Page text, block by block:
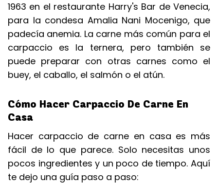
1963 en el restaurante Harry's Bar de Venecia,
para la condesa Amalia Nani Mocenigo, que
padecía anemia. La carne más común para el
carpaccio es la ternera, pero también se
puede preparar con otras carnes como el
buey, el caballo, el salmón o el atún.
Cómo Hacer Carpaccio De Carne En
Casa
Hacer carpaccio de carne en casa es más
fácil de lo que parece. Solo necesitas unos
pocos ingredientes y un poco de tiempo. Aquí
te dejo una guía paso a paso: